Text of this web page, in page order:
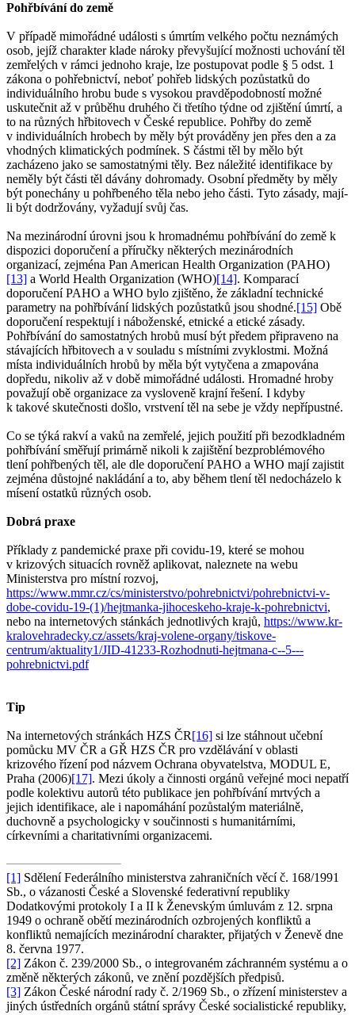
Pohřbívání do země
V případě mimořádné události s úmrtím velkého počtu neznámých
osob, jejíž charakter klade nároky převyšující možnosti uchování těl
zemřelých v rámci jednoho kraje, lze postupovat podle § 5 odst. 1
zákona o pohřebnictví, neboť pohřeb lidských pozůstatků do
individuálního hrobu bude s vysokou pravděpodobností možné
uskutečnit až v průběhu druhého či třetího týdne od zjištění úmrtí, a
to na různých hřbitovech v České republice. Pohřby do země
v individuálních hrobech by měly být prováděny jen přes den a za
vhodných klimatických podmínek. S částmi těl by mělo být
zacházeno jako se samostatnými těly. Bez náležité identifikace by
neměly být části těl dávány dohromady. Osobní předměty by měly
být ponechány u pohřbeného těla nebo jeho části. Tyto zásady, mají-
li být dodržovány, vyžadují svůj čas.
Na mezinárodní úrovni jsou k hromadnému pohřbívání do země k
dispozici doporučení a příručky některých mezinárodních
organizací, zejména Pan American Health Organization (PAHO)
[13] a World Health Organization (WHO)[14]. Komparací
doporučení PAHO a WHO bylo zjištěno, že základní technické
parametry na pohřbívání lidských pozůstatků jsou shodné.[15] Obě
doporučení respektují i náboženské, etnické a etické zásady.
Pohřbívání do samostatných hrobů musí být předem připraveno na
stávajících hřbitovech a v souladu s místními zvyklostmi. Možná
místa individuálních hrobů by měla být vytyčena a zmapována
dopředu, nikoliv až v době mimořádné události. Hromadné hroby
považují obě organizace za vysloveně krajní řešení. I kdyby
k takové skutečnosti došlo, vrstvení těl na sebe je vždy nepřípustné.
Co se týká rakví a vaků na zemřelé, jejich použití při bezodkladném
pohřbívání směřují primárně nikoli k zajištění bezproblémového
tlení pohřbených těl, ale dle doporučení PAHO a WHO mají zajistit
zejména důstojné nakládání a to, aby během tlení těl nedocházelo k
mísení ostatků různých osob.
Dobrá praxe
Příklady z pandemické praxe při covidu-19, které se mohou
v krizových situacích rovněž aplikovat, naleznete na webu
Ministerstva pro místní rozvoj,
https://www.mmr.cz/cs/ministerstvo/pohrebnictvi/pohrebnictvi-v-
dobe-covidu-19-(1)/hejtmanka-jihoceskeho-kraje-k-pohrebnictvi,
nebo na internetových stánkách jednotlivých krajů, https://www.kr-
kralovehradecky.cz/assets/kraj-volene-organy/tiskove-
centrum/aktuality1/JID-41233-Rozhodnuti-hejtmana-c--5---
pohrebnictvi.pdf
Tip
Na internetových stránkách HZS ČR[16] si lze stáhnout učební
pomůcku MV ČR a GŘ HZS ČR pro vzdělávání v oblasti
krizového řízení pod názvem Ochrana obyvatelstva, MODUL E,
Praha (2006)[17]. Mezi úkoly a činnosti orgánů veřejné moci nepatří
podle kolektivu autorů této publikace jen pohřbívání mrtvých a
jejich identifikace, ale i napomáhání pozůstalým materiálně,
duchovně a psychologicky v součinnosti s humanitárními,
církevními a charitativními organizacemi.
[1] Sdělení Federálního ministerstva zahraničních věcí č. 168/1991
Sb., o vázanosti České a Slovenské federativní republiky
Dodatkovými protokoly I a II k Ženevským úmluvám z 12. srpna
1949 o ochraně obětí mezinárodních ozbrojených konfliktů a
konfliktů nemajících mezinárodní charakter, přijatých v Ženevě dne
8. června 1977.
[2] Zákon č. 239/2000 Sb., o integrovaném záchranném systému a o
změně některých zákonů, ve znění pozdějších předpisů.
[3] Zákon České národní rady č. 2/1969 Sb., o zřízení ministerstev a
jiných ústředních orgánů státní správy České socialistické republiky,